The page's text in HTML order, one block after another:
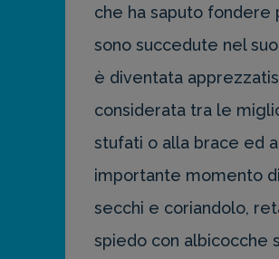
che ha saputo
sono succedute nel
è diventata
considerata tra le
stufati o alla brace ed
importante momento
secchi e coriandolo,
spiedo con albicocche